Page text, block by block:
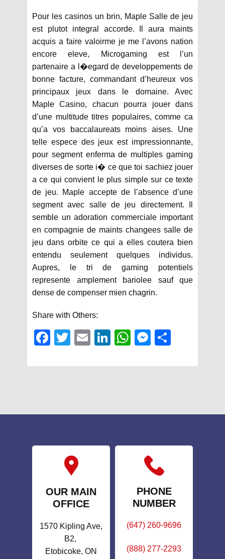
Pour les casinos un brin, Maple Salle de jeu
est plutot integral accorde. Il aura maints
acquis a faire valoirme je me l’avons nation
encore eleve, Microgaming est l’un
partenaire a l�egard de developpements de
bonne facture, commandant d’heureux vos
principaux jeux dans le domaine. Avec
Maple Casino, chacun pourra jouer dans
d’une multitude titres populaires, comme ca
qu’a vos baccalaureats moins aises. Une
telle espece des jeux est impressionnante,
pour segment enferma de multiples gaming
diverses de sorte i� ce que toi sachiez jouer
a ce qui convient le plus simple sur ce texte
de jeu. Maple accepte de l’absence d’une
segment avec salle de jeu directement. Il
semble un adoration commerciale important
en compagnie de maints changees salle de
jeu dans orbite ce qui a elles coutera bien
entendu seulement quelques individus.
Aupres, le tri de gaming potentiels
represente amplement bariolee sauf que
dense de compenser mien chagrin.
Share with Others:
Fac
Twit
Em
Link
Wh
Mes
OUR MAIN
OFFICE
1570 Kipling Ave,
B2,
Etobicoke, ON
PHONE
NUMBER
(647) 260-9696
(888) 277-2293